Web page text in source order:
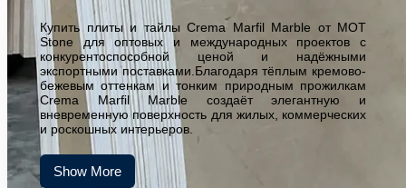
Купить плиты и тайлы Crema Marfil Marble от MOT
Stone для оптовых и международных проектов с
конкурентоспособной ценой и надёжными
экспортными поставками.Благодаря тёплым кремово-
бежевым оттенкам и тонким природным прожилкам
Crema Marfil Marble создаёт элегантную и
вневременную поверхность для жилых, коммерческих
и роскошных интерьеров.
Show More